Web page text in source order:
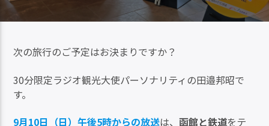
次の旅行のご予定はお決まりですか？
30分限定ラジオ観光大使パーソナリティの田邉邦昭で
す。
9月10日（日）午後5時からの放送は、函館と鉄道をテ